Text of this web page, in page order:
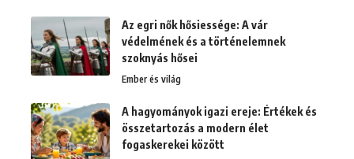
Az egri nők hősiessége: A vár
védelmének és a történelemnek
szoknyás hősei
Ember és világ
A hagyományok igazi ereje: Értékek és
összetartozás a modern élet
fogaskerekei között